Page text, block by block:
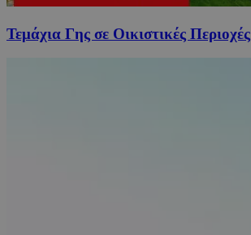
Τεμάχια Γης σε Οικιστικές Περιοχές